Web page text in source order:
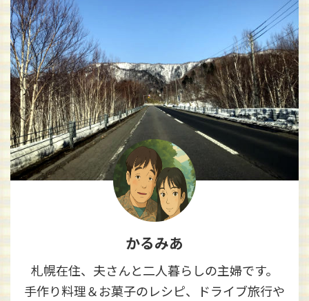
かるみあ
札幌在住、夫さんと二人暮らしの主婦です。
手作り料理＆お菓子のレシピ、ドライブ旅行や